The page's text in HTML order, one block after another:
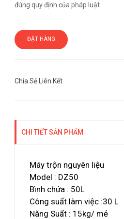
đúng quy định của pháp luật
ĐẶT HÀNG
Chia Sẻ Liên Kết
CHI TIẾT SẢN PHẨM
Máy trộn nguyên liệu
Model : DZ50
Bình chứa : 50L
Công suất làm việc :30 L
Năng Suất : 15kg/ mẻ